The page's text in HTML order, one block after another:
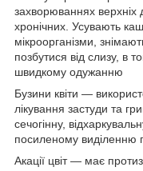
захворюваннях верхніх
хронічних. Усувають
мікроорганізми,
позбутися від слизу, в
швидкому одужанню
Бузини квіти —
лікування застуди та
сечогінну,
посиленому виділенню
Акації цвіт — має